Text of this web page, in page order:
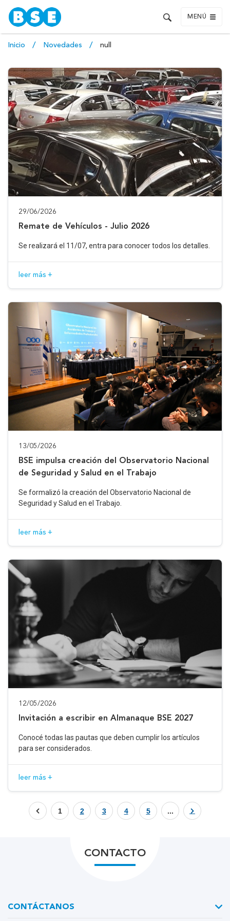
MENÚ
Inicio Novedades null
29/06/2026
Remate de Vehículos - Julio 2026
Se realizará el 11/07, entra para conocer todos los detalles.
leer más +
13/05/2026
BSE impulsa creación del Observatorio Nacional
de Seguridad y Salud en el Trabajo
Se formalizó la creación del Observatorio Nacional de
Seguridad y Salud en el Trabajo.
leer más +
12/05/2026
Invitación a escribir en Almanaque BSE 2027
Conocé todas las pautas que deben cumplir los artículos
para ser considerados.
leer más +
1 2 3 4 5 ...
CONTACTO
CONTÁCTANOS